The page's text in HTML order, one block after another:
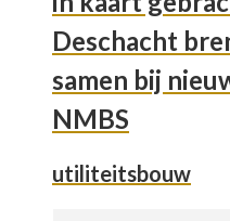
Deschacht
samen bij
NMBS
utiliteitsbouw